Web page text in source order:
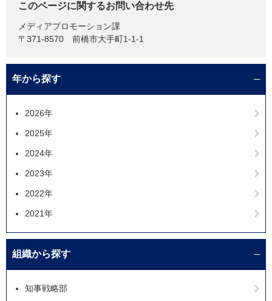
このページに関するお問い合わせ先
メディアプロモーション課
〒371-8570
前橋市大手町1-1-1
年から探す
2026年
2025年
2024年
2023年
2022年
2021年
組織から探す
知事戦略部